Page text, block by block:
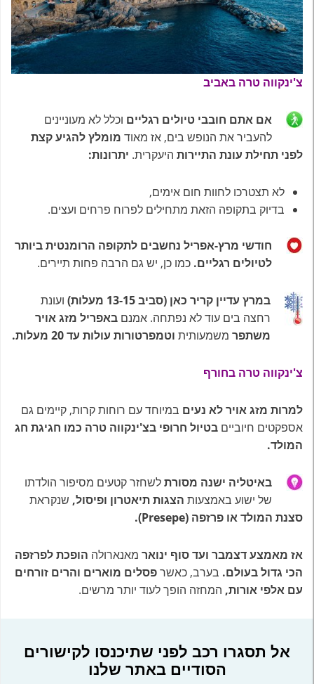
צ'ינקווה טרה באביב
אם אתם חובבי טיולים רגליים וכלל לא מעוניינים
להעביר את הנופש בים, אז מאוד מומלץ להגיע קצת
לפני תחילת עונת התיירות היעקרית. יתרונות:
לא תצטרכו לחוות חום אימים,
בדיוק בתקופה הזאת מתחילים לפרוח פרחים ועצים.
חודשי מרץ-אפריל נחשבים לתקופה הרומנטיתביותר
לטיולים רגליים. כמו כן, יש גם הרבה פחות תיירים.
במרץ עדיין קריר כאן (סביב 13-15 מעלות)
ועונת
רחצה בים עוד לא נפתחה. אמנם באפריל מזג אויר
משתפר משמעותית וטמפרטורות עולות עד 20 מעלות.
צ'ינקווה טרה בחורף
למרות מזג אויר לא נעים במיוחד עם רוחות קרות, קיימים גם
אספקטים חיוביים בטיול חרופי בצ'ינקווה טרה כמו חגיגת חג
המולד.
באיטליה ישנה מסורתלשחזר קטעים מסיפור הולדתו
של ישוע באמצעות הצגות תיאטרון ופיסול, שנקראת
סצנת המולד או פרזפה (Presepe).
אז מאמצע דצמבר ועד סוף ינואר מאנארולה הופכת לפרזפה
הכי גדול בעולם. בערב, כאשרפסלים מוארים והרים זורחים
עם אלפי אורות, המחזה הופך לעוד יותר מרשים.
אל תסגרו רכב לפני שתיכנסו לקישורים
הסודיים באתר שלנו